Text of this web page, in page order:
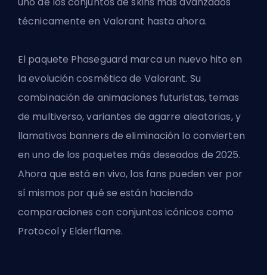
técnicamente en Valorant hasta ahora.
El paquete Phaseguard marca un nuevo hito en
la evolución cosmética de Valorant. Su
combinación de animaciones futuristas, temas
de multiverso, variantes de agarre aleatorias, y
llamativos banners de eliminación lo convierten
en uno de los paquetes más deseados de 2025.
Ahora que está en vivo, los fans pueden ver por
sí mismos por qué se están haciendo
comparaciones con conjuntos icónicos como
Protocol y Elderflame.